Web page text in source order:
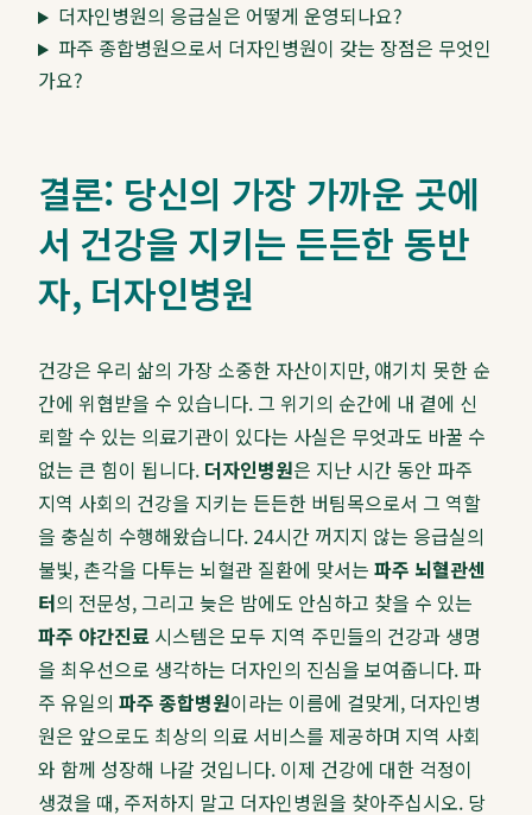
더자인병원의 응급실은 어떻게 운영되나요?
파주 종합병원으로서 더자인병원이 갖는 장점은 무엇인
가요?
결론: 당신의 가장 가까운 곳에
서 건강을 지키는 든든한 동반
자, 더자인병원
건강은 우리 삶의 가장 소중한 자산이지만, 얘기치 못한 순
간에 위협받을 수 있습니다. 그 위기의 순간에 내 곁에 신
뢰할 수 있는 의료기관이 있다는 사실은 무엇과도 바꿀 수
없는 큰 힘이 됩니다. 더자인병원은 지난 시간 동안 파주
지역 사회의 건강을 지키는 든든한 버팀목으로서 그 역할
을 충실히 수행해왔습니다. 24시간 꺼지지 않는 응급실의
불빛, 촌각을 다투는 뇌혈관 질환에 맞서는 파주 뇌혈관센
터의 전문성, 그리고 늦은 밤에도 안심하고 찾을 수 있는
파주 야간진료 시스템은 모두 지역 주민들의 건강과 생명
을 최우선으로 생각하는 더자인의 진심을 보여줍니다. 파
주 유일의 파주 종합병원이라는 이름에 걸맞게, 더자인병
원은 앞으로도 최상의 의료 서비스를 제공하며 지역 사회
와 함께 성장해 나갈 것입니다. 이제 건강에 대한 걱정이
생겼을 때, 주저하지 말고 더자인병원을 찾아주십시오. 당